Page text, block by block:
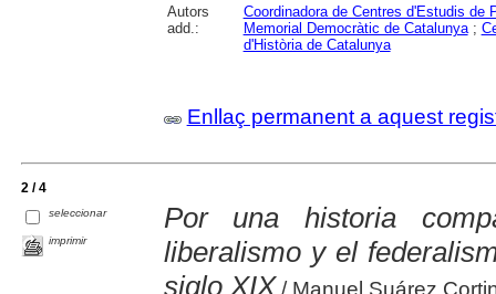
Autors
add.:
Coordinadora de Centres d'Estudis de
Memorial Democràtic de Catalunya;
d'Història de Catalunya
Enllaç permanent a aquest
2 / 4
seleccionar
imprimir
Por una historia
liberalismo y el
siglo XIX / Manuel Suárez